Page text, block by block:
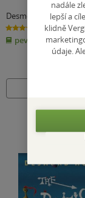
Desmond Morris
3.0
z
5
hvězdiček
pevná vazba
nadále
lepší a
klidně
údaje.